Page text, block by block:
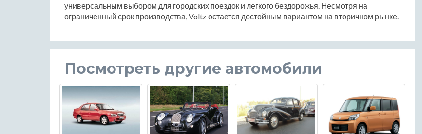
универсальным выбором для городских поездок и легкого бездорожья. Несмотря на
ограниченный срок производства, Voltz остается достойным вариантом на вторичном рынке.
Посмотреть другие автомобили